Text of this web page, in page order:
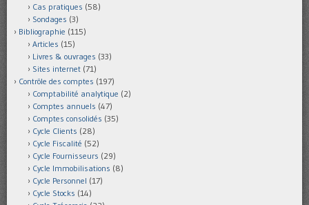
Cas pratiques (58)
Sondages (3)
Bibliographie (115)
Articles (15)
Livres & ouvrages (33)
Sites internet (71)
Contrôle des comptes (197)
Comptabilité analytique (2)
Comptes annuels (47)
Comptes consolidés (35)
Cycle Clients (28)
Cycle Fiscalité (52)
Cycle Fournisseurs (29)
Cycle Immobilisations (8)
Cycle Personnel (17)
Cycle Stocks (14)